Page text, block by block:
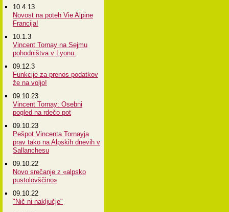
10.4.13
Novost na poteh Vie Alpine
Francija!
10.1.3
Vincent Tornay na Sejmu
pohodništva v Lyonu.
09.12.3
Funkcije za prenos podatkov
že na voljo!
09.10.23
Vincent Tornay: Osebni
pogled na rdečo pot
09.10.23
Pešpot Vincenta Tornayja
prav tako na Alpskih dnevih v
Sallanchesu
09.10.22
Novo srečanje z «alpsko
pustolovščino»
09.10.22
"Nič ni naključje"